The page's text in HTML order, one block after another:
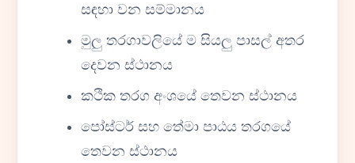
සඳහා වන සම්මානය
මුලු තරගාවලියේ ම සියලු පාසල් අතර
දෙවන ස්ථානය
කථික තරග අංශයේ තෙවන ස්ථානය
පෝස්ටර් සහ තේමා පාඨය තරගයේ
තෙවන ස්ථානය